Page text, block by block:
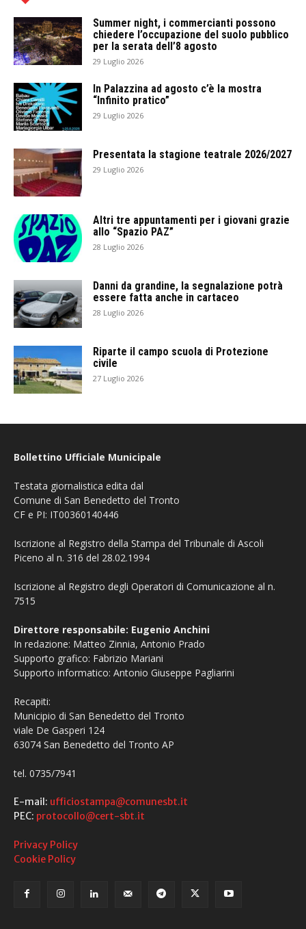
Summer night, i commercianti possono
chiedere l’occupazione del suolo pubblico
per la serata dell’8 agosto
29 Luglio 2026
In Palazzina ad agosto c’è la mostra
“Infinito pratico”
29 Luglio 2026
Presentata la stagione teatrale 2026/2027
29 Luglio 2026
Altri tre appuntamenti per i giovani grazie
allo “Spazio PAZ”
28 Luglio 2026
Danni da grandine, la segnalazione potrà
essere fatta anche in cartaceo
28 Luglio 2026
Riparte il campo scuola di Protezione
civile
27 Luglio 2026
Bollettino Ufficiale Municipale
Testata giornalistica edita dal
Comune di San Benedetto del Tronto
CF e PI: IT00360140446
Iscrizione al Registro della Stampa del Tribunale di Ascoli
Piceno al n. 316 del 28.02.1994
Iscrizione al Registro degli Operatori di Comunicazione al n.
7515
Direttore responsabile: Eugenio Anchini
In redazione: Matteo Zinnia, Antonio Prado
Supporto grafico: Fabrizio Mariani
Supporto informatico: Antonio Giuseppe Pagliarini
Recapiti:
Municipio di San Benedetto del Tronto
viale De Gasperi 124
63074 San Benedetto del Tronto AP
tel. 0735/7941
E-mail: ufficiostampa@comunesbt.it
PEC: protocollo@cert-sbt.it
Privacy Policy
Cookie Policy